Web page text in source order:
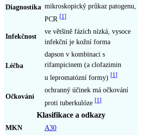
Diagnostika mikroskopický průkaz patogenu,
PCR [1]
Infekčnost
ve většině fázích nízká, vysoce
infekční je kožní forma
Léčba
dapson v kombinaci s
rifampicinem (a clofazimin
u lepromatózní formy) [1]
Očkování
ochranný účinek má očkování
proti tuberkulóze [1]
Klasifikace a odkazy
MKN
A30